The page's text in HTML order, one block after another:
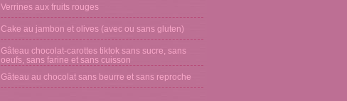
Verrines aux fruits rouges
Cake au jambon et olives (avec ou sans gluten)
Gâteau chocolat-carottes tiktok sans sucre, sans
oeufs, sans farine et sans cuisson
Gâteau au chocolat sans beurre et sans reproche